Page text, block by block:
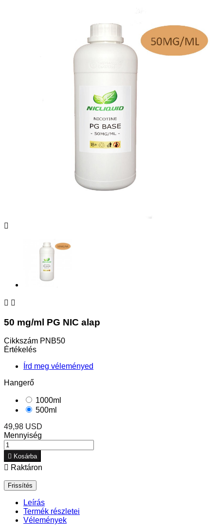

 
50 mg/ml PG NIC alap
Cikkszám PNB50
Értékelés
Írd meg véleményed
Hangerő
1000ml
500ml
49,98 USD
Mennyiség
 Kosárba
 Raktáron
Leírás
Termék részletei
Vélemények